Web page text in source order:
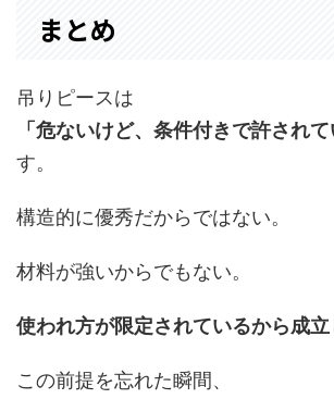
まとめ
吊りピースは
「危ないけど、条件付きで許されて
す。
構造的に優秀だからではない。
材料が強いからでもない。
使われ方が限定されているから成
この前提を忘れた瞬間、